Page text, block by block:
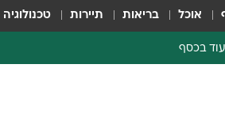
אוכל בריאות תיירות טכנולוגיה
עוד בכסף